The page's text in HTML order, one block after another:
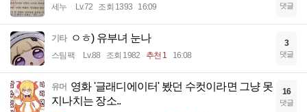
세누 Lv.72 조회 1393 16:09 댓글
기타 ㅇㅎ) 유부녀 눈나
스팀팩 Lv.88 조회 1982 추천 1 16:08
3
댓글
유머 영화 '글래디에이터' 봤던 수컷이라면 그냥 못
지나치는 장소..
16
댓글